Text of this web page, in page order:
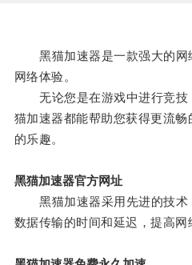
黑猫加速器是一款强大的网
网络体验。
无论您是在游戏中进行竞技
猫加速器都能帮助您获得更流
的乐趣。
黑猫加速器官方网址
黑猫加速器采用先进的技术
数据传输的时间和延迟，提高网